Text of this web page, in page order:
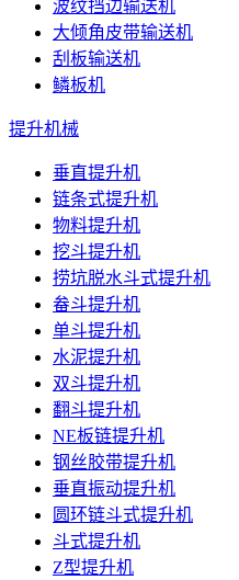
波纹挡边输送机
大倾角皮带输送机
刮板输送机
鳞板机
提升机械
垂直提升机
链条式提升机
物料提升机
挖斗提升机
捞坑脱水斗式提升机
畚斗提升机
单斗提升机
水泥提升机
双斗提升机
翻斗提升机
NE板链提升机
钢丝胶带提升机
垂直振动提升机
圆环链斗式提升机
斗式提升机
Z型提升机